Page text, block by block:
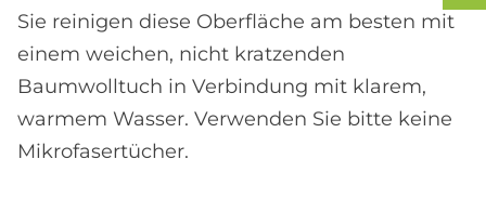
Sie reinigen diese Oberfläche am besten mit
einem weichen, nicht kratzenden
Baumwolltuch in Verbindung mit klarem,
warmem Wasser. Verwenden Sie bitte keine
Mikrofasertücher.